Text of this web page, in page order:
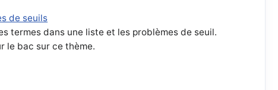
de seuils
termes dans une liste et les problèmes de seuil.
le bac sur ce thème.